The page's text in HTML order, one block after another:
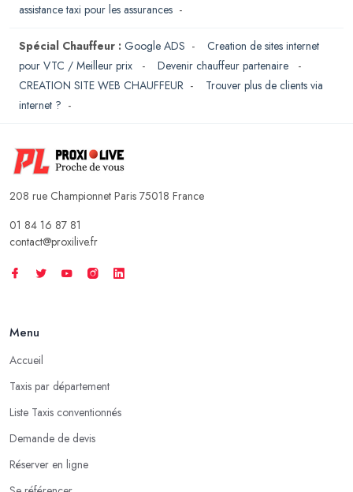
assistance taxi pour les assurances -
Spécial Chauffeur : Google ADS - Creation de sites internet
pour VTC / Meilleur prix
- Devenir chauffeur partenaire
-
CREATION SITE WEB CHAUFFEUR - Trouver plus de clients via
internet ? -
208 rue Championnet Paris 75018 France
01 84 16 87 81
contact@proxilive.fr
Menu
Accueil
Taxis par département
Liste Taxis conventionnés
Demande de devis
Réserver en ligne